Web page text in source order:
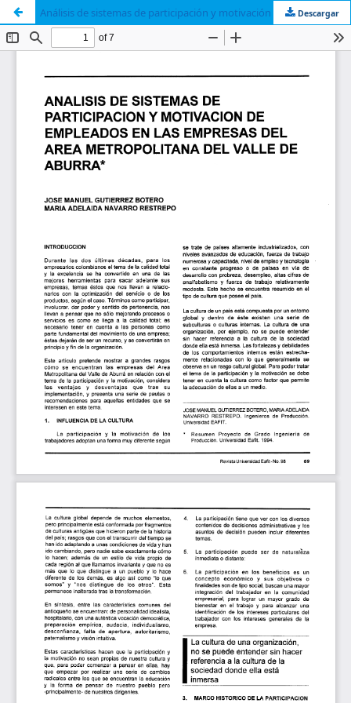
Análisis de sistemas de participación y motivación de empleados en las empresas del área metropolitana del Valle del Aburra
Descargar